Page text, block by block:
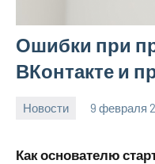
Ошибки при
ВКонтакте и
Новости 9 февраля
Как основателю